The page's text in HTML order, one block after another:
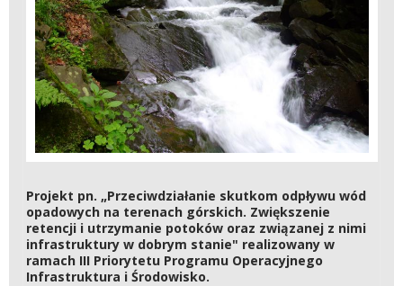
Projekt pn. „Przeciwdziałanie skutkom odpływu wód
opadowych na terenach górskich. Zwiększenie
retencji i utrzymanie potoków oraz związanej z nimi
infrastruktury w dobrym stanie" realizowany w
ramach III Priorytetu Programu Operacyjnego
Infrastruktura i Środowisko.